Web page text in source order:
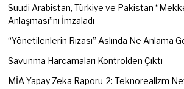
Suudi Arabistan, Türkiye ve Pakistan
Anlaşması”nı İmzaladı
“Yönetilenlerin Rızası” Aslında Ne Anlama
Savunma Harcamaları Kontrolden Çıktı
MİA Yapay Zeka Raporu-2: Teknorealizm